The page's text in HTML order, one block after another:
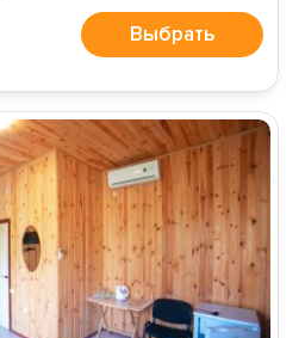
Выбрать